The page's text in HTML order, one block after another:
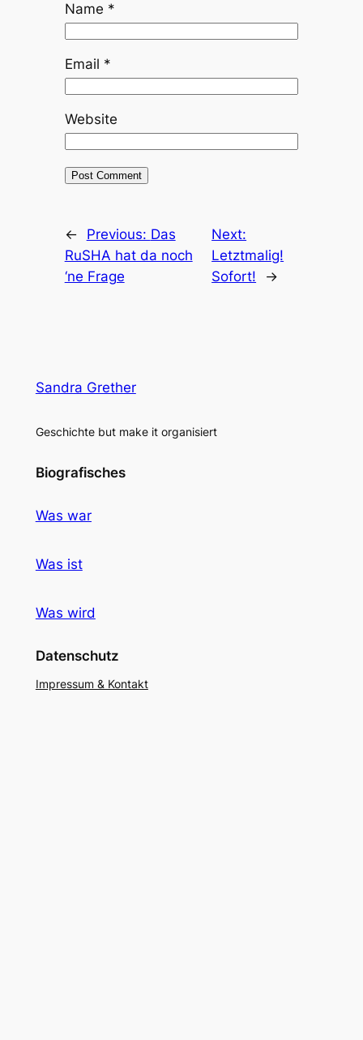
Name *
Email *
Website
← Previous: Das
RuSHA hat da noch
‘ne Frage
Next:
Letztmalig!
Sofort!
→
Sandra Grether
Geschichte but make it organisiert
Biografisches
Was war
Was ist
Was wird
Datenschutz
Impressum & Kontakt